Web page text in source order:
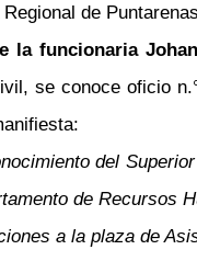
de
la funcionaria
se conoce oficio
del
de Recursos
a la plaza de